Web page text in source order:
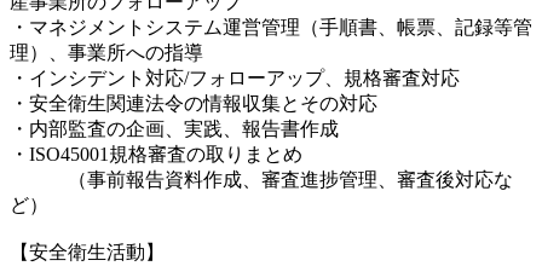
・マネジメントシステム運営管理（手順書、帳票、記録等管
理）、事業所への指導
・インシデント対応/フォローアップ、規格審査対応
・安全衛生関連法令の情報収集とその対応
・内部監査の企画、実践、報告書作成
・ISO45001規格審査の取りまとめ
（事前報告資料作成、審査進捗管理、審査後対応な
ど）
【安全衛生活動】